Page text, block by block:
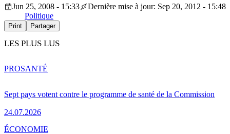
Jun 25, 2008 - 15:33
Dernière mise à jour: Sep 20, 2012 - 15:48
Politique
Print Partager
LES PLUS LUS
Sept pays votent contre le programme de santé de la Commission
24.07.2026
PROSANTÉ
ÉCONOMIE